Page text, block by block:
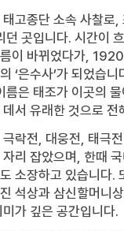
고종단 소속 사찰로,
던 곳입니다. 시간이
이 바뀌었다가, 1920
‘은수사’가 되었습니
름은 태조가 이곳의
서 유래한 것으로 전
락전, 대웅전, 태극
리 잡았으며, 한때 국
소장하고 있습니다.
석상과 삼신할머니
가 깊은 공간입니다.